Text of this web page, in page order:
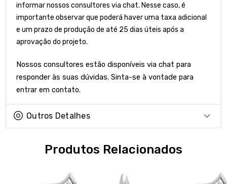
informar nossos consultores via chat. Nesse caso, é
importante observar que poderá haver uma taxa adicional
e um prazo de produção de até 25 dias úteis após a
aprovação do projeto.
Nossos consultores estão disponíveis via chat para
responder às suas dúvidas. Sinta-se à vontade para
entrar em contato.
Outros Detalhes
Produtos Relacionados